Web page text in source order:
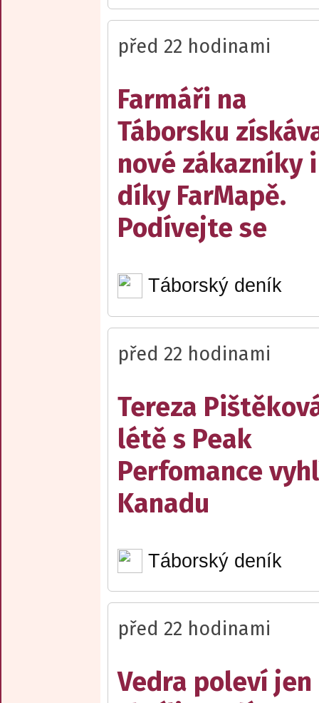
před 22 hodinami
Farmáři na
Táborsku
nové zákazníky i
díky FarMapě.
Podívejte se
Táborský deník
před 22 hodinami
Tereza
létě s Peak
Perfomance
Kanadu
Táborský deník
před 22 hodinami
Vedra poleví jen